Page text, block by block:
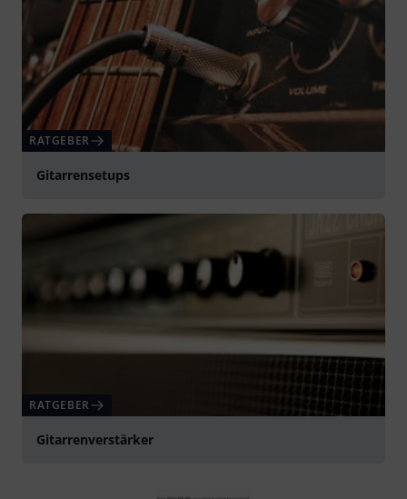
RATGEBER
Gitarrensetups
RATGEBER
Gitarrenverstärker